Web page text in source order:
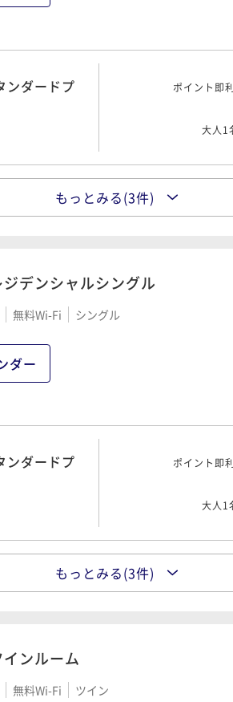
ンダードプ
ポイント即
大人1
ンダードプ
ポイント即利
《素泊り》
もっとみる(3件)
ジデンシャルシングル
無料Wi-Fi シングル
ダー
ンダードプ
ポイント即
大人1
ンダードプ
ポイント即利
もっとみる(3件)
インルーム
無料Wi-Fi ツイン